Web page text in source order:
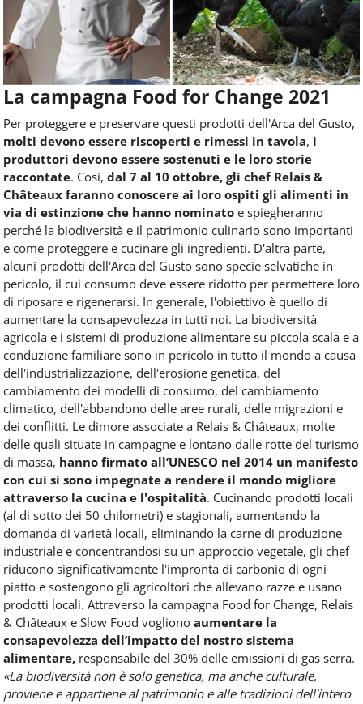
La campagna Food for Change 2021
Per proteggere e preservare questi prodotti dell'Arca del Gusto,
molti devono essere riscoperti e rimessi in tavola, i
produttori devono essere sostenuti e le loro storie
raccontate. Così, dal 7 al 10 ottobre, gli chef Relais &
Châteaux faranno conoscere ai loro ospiti gli alimenti in
via di estinzione che hanno nominato e spiegheranno
perché la biodiversità e il patrimonio culinario sono importanti
e come proteggere e cucinare gli ingredienti. D'altra parte,
alcuni prodotti dell'Arca del Gusto sono specie selvatiche in
pericolo, il cui consumo deve essere ridotto per permettere loro
di riposare e rigenerarsi. In generale, l'obiettivo è quello di
aumentare la consapevolezza in tutti noi. La biodiversità
agricola e i sistemi di produzione alimentare su piccola scala e a
conduzione familiare sono in pericolo in tutto il mondo a causa
dell'industrializzazione, dell'erosione genetica, del
cambiamento dei modelli di consumo, del cambiamento
climatico, dell'abbandono delle aree rurali, delle migrazioni e
dei conflitti. Le dimore associate a Relais & Châteaux, molte
delle quali situate in campagne e lontano dalle rotte del turismo
di massa, hanno firmato all’UNESCO nel 2014 un manifesto
con cui si sono impegnate a rendere il mondo migliore
attraverso la cucina e l'ospitalità. Cucinando prodotti locali
(al di sotto dei 50 chilometri) e stagionali, aumentando la
domanda di varietà locali, eliminando la carne di produzione
industriale e concentrandosi su un approccio vegetale, gli chef
riducono significativamente l'impronta di carbonio di ogni
piatto e sostengono gli agricoltori che allevano razze e usano
prodotti locali. Attraverso la campagna Food for Change, Relais
& Châteaux e Slow Food vogliono aumentare la
consapevolezza dell’impatto del nostro sistema
alimentare, responsabile del 30% delle emissioni di gas serra.
«La biodiversità non è solo genetica, ma anche culturale,
proviene e appartiene al patrimonio e alle tradizioni dell'intero